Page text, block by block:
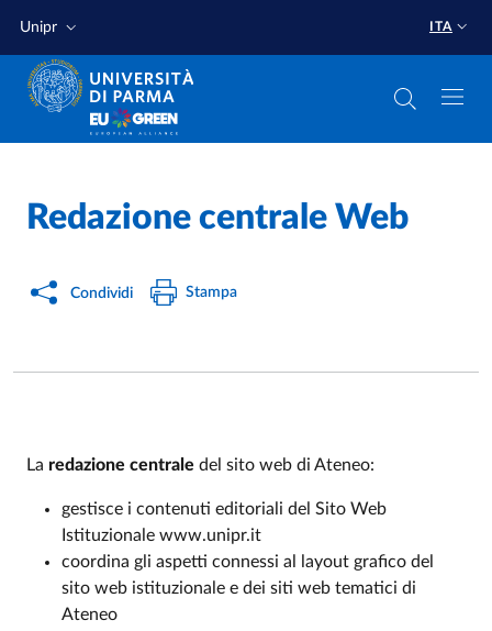
Unipr ITA
Home /
Redazione centrale Web
Condividi Stampa
La redazione centrale del sito web di Ateneo:
gestisce i contenuti editoriali del Sito Web
Istituzionale www.unipr.it
coordina gli aspetti connessi al layout grafico del
sito web istituzionale e dei siti web tematici di
Ateneo